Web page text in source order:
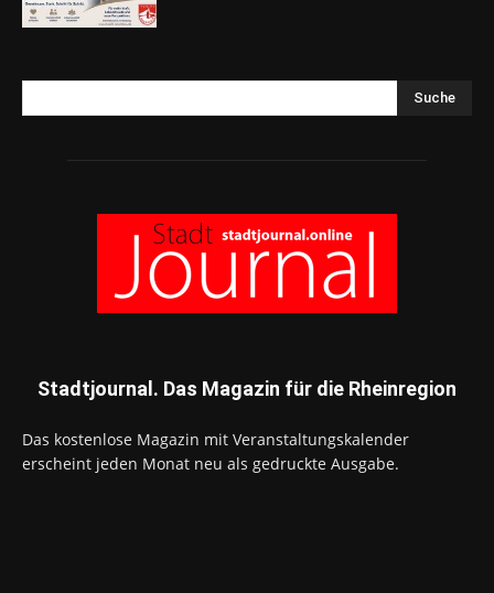
Suche
Stadtjournal. Das Magazin für die Rheinregion
Das kostenlose Magazin mit Veranstaltungskalender
erscheint jeden Monat neu als gedruckte Ausgabe.